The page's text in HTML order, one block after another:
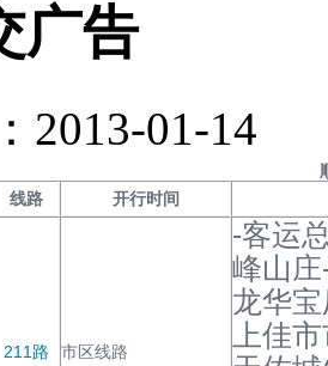
广告
2013-01-14
线路 开行时间
211路 市区线路
-客运
峰山
龙华
上佳